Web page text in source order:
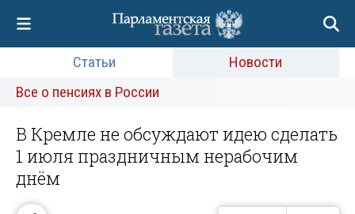
Статьи
Новости
Все о пенсиях в России
В Кремле не обсуждают идею сделать
1 июля праздничным нерабочим
днём